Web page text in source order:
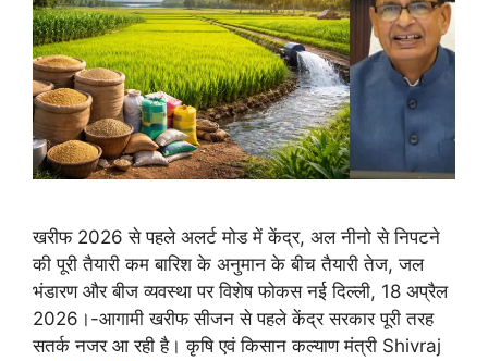
खरीफ 2026 से पहले अलर्ट मोड में केंद्र, अल नीनो से निपटने
की पूरी तैयारी कम बारिश के अनुमान के बीच तैयारी तेज, जल
भंडारण और बीज व्यवस्था पर विशेष फोकस नई दिल्ली, 18 अप्रैल
2026।-आगामी खरीफ सीजन से पहले केंद्र सरकार पूरी तरह
सतर्क नजर आ रही है। कृषि एवं किसान कल्याण मंत्री Shivraj